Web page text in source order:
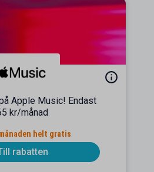
Apple Music! Endast
kr/månad
helt gratis
rabatten